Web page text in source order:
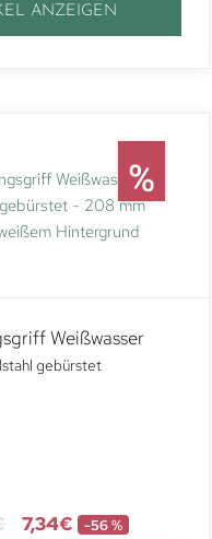
ANZEIGEN
Weißwasser
gebürstet
7,34€ -56 %